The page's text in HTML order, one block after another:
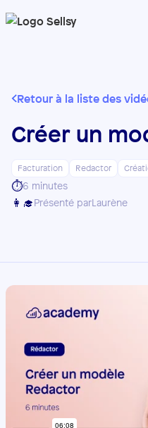
Retour à la liste des
Créer un
Facturation Redactor
⏱️6 minutes
👩‍🎓Présenté parLaurène